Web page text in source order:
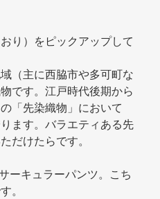
り）をピックアップして
（主に西脇市や多可町な
です。江戸時代後期から
「先染織物」において
ます。バラエティある先
だけたらです。
ーキュラーパンツ。こち
。